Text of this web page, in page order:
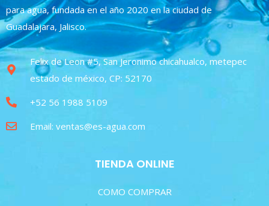
para agua, fundada en el año 2020 en la ciudad de
Guadalajara, Jalisco.
Felix de Leon #5, San Jeronimo chicahualco, metepec
estado de méxico, CP: 52170
+52 56 1988 5109
Email: ventas@es-agua.com
TIENDA ONLINE
COMO COMPRAR